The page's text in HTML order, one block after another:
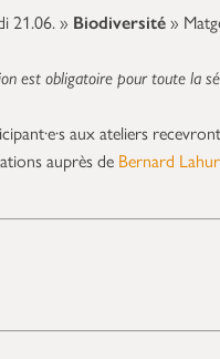
21.06. » Biodiversité»
est obligatoire pour toute la
aux ateliers
auprès de Bernard